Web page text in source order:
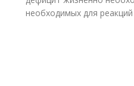
необходимых для